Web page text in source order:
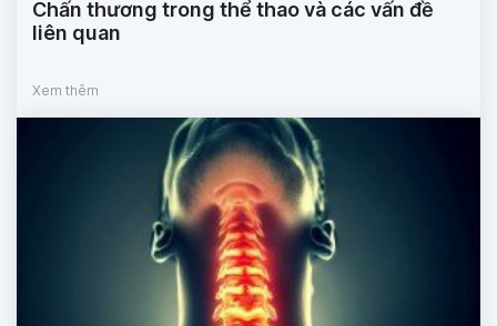
Chấn thương trong thể thao và các vấn đề
liên quan
Xem thêm